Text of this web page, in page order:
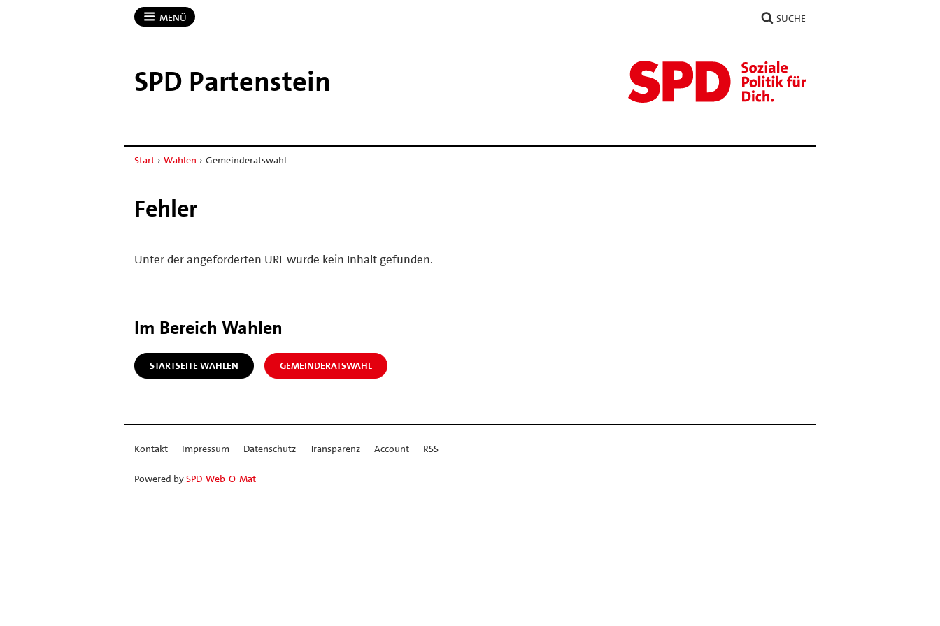
MENÜ SUCHE
SPD Partenstein
Start › Wahlen › Gemeinderatswahl
Fehler
Unter der angeforderten URL wurde kein Inhalt gefunden.
Im Bereich Wahlen
STARTSEITE WAHLEN GEMEINDERATSWAHL
Kontakt Impressum Datenschutz Transparenz Account RSS
Powered bySPD-Web-O-Mat